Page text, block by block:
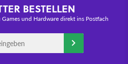
BESTELLEN
und Hardware direkt ins Postfach